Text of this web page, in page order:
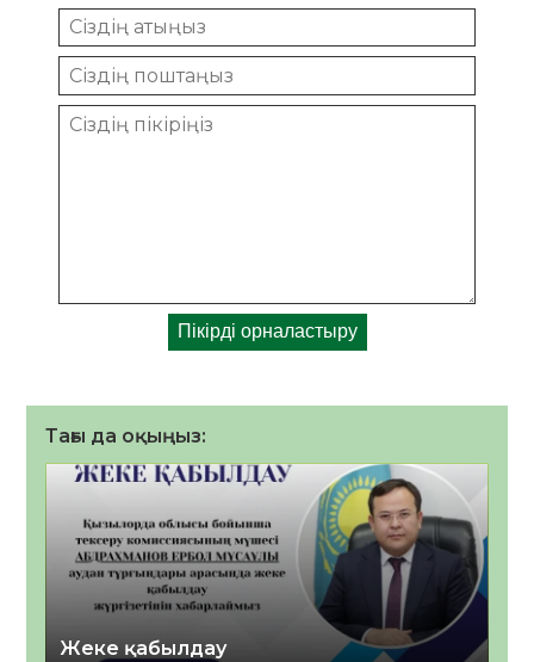
Тағы да оқыңыз:
Жеке қабылдау